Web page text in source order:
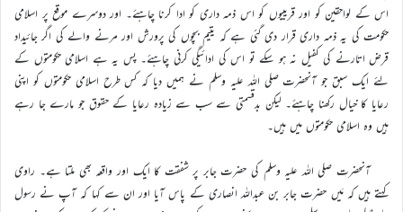
اس کے لواحقین کو اور قریبیوں کو اس ذمہ داری کو ادا کرنا چاہئے۔ اور دوسرے موقع پر اسلامی
حکومت کی یہ ذمہ داری قرار دی گئی ہے کہ یتیم بچوں کی پرورش اور مرنے والے کی اگر جائیداد
قرض اتارنے کی کفیل نہ ہو سکے تو اس کی ادائیگی کرنی چاہئے۔ پس یہ ہے اسلامی حکومتوں کے
لئے ایک سبق جو آنحضرت صلی اللہ علیہ وسلم نے ہمیں دیا کہ کس طرح اسلامی حکومتوں کو اپنی
رعایا کا خیال رکھنا چاہئے۔ لیکن بدقسمتی سے سب سے زیادہ رعایا کے حقوق جو مارے جا رہے
ہیں وہ اسلامی حکومتوں میں ہیں۔
آنحضرت صلی اللہ علیہ وسلم کی حضرت جابر پر شفقت کا ایک اور واقعہ بھی ملتا ہے۔ راوی
کہتے ہیں کہ مَیں حضرت جابر بن عبداللہ انصاری کے پاس آیا اور ان سے کہا کہ آپ نے رسول